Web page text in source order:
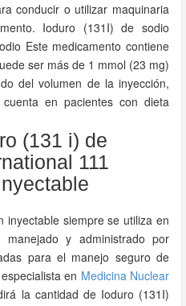
conducir o utilizar maquinaria
Ioduro (131I) de sodio
Este medicamento contiene
ser más de 1 mmol (23 mg)
del volumen de la inyección,
en pacientes con dieta
(131 i) de
111
inyectable siempre se utiliza en
y administrado por
para el manejo seguro de
en Medicina Nuclear
la cantidad de Ioduro (131I)